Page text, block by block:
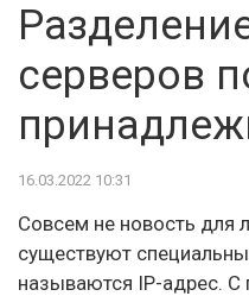
серверов
16.03.2022 10:31
Совсем не новость для
существуют
называются IP-адрес.